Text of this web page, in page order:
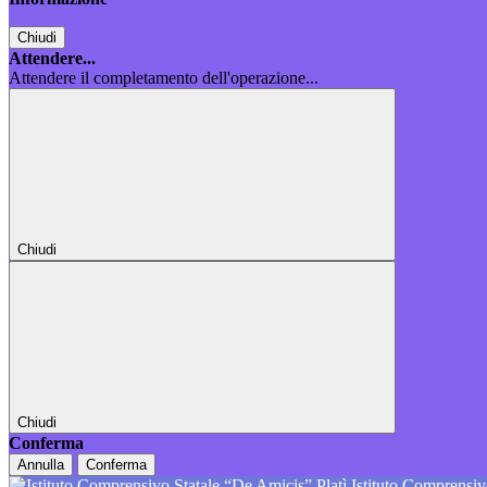
Chiudi
Attendere...
Attendere il completamento dell'operazione...
Chiudi
Chiudi
Conferma
Annulla Conferma